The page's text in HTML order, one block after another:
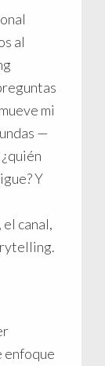
al
mi
—
Y
canal,
enfoque